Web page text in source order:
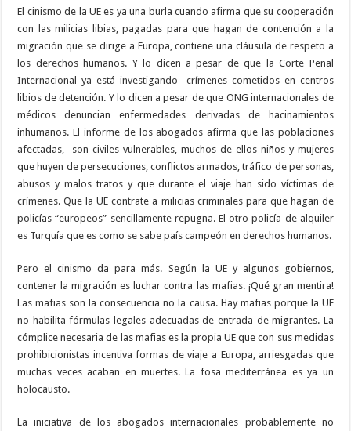
El cinismo de la UE es ya una burla cuando afirma que su cooperación
con las milicias libias, pagadas para que hagan de contención a la
migración que se dirige a Europa, contiene una cláusula de respeto a
los derechos humanos. Y lo dicen a pesar de que la Corte Penal
Internacional ya está investigando
crímenes cometidos en centros
libios de detención. Y lo dicen a pesar de que ONG internacionales de
médicos denuncian enfermedades derivadas de hacinamientos
inhumanos. El informe de los abogados afirma que las poblaciones
afectadas,
son civiles vulnerables, muchos de ellos niños y mujeres
que huyen de persecuciones, conflictos armados, tráfico de personas,
abusos y malos tratos y que durante el viaje han sido víctimas de
crímenes. Que la UE contrate a milicias criminales para que hagan de
policías “europeos” sencillamente repugna. El otro policía de alquiler
es Turquía que es como se sabe país campeón en derechos humanos.
Pero el cinismo da para más. Según la UE y algunos gobiernos,
contener la migración es luchar contra las mafias. ¡Qué gran mentira!
Las mafias son la consecuencia no la causa. Hay mafias porque la UE
no habilita fórmulas legales adecuadas de entrada de migrantes. La
cómplice necesaria de las mafias es la propia UE que con sus medidas
prohibicionistas incentiva formas de viaje a Europa, arriesgadas que
muchas veces acaban en muertes. La fosa mediterránea es ya un
holocausto.
La iniciativa de los abogados internacionales probablemente no